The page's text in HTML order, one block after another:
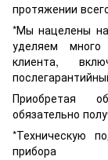
протяжении
*Мы нацелены на
уделяем много
клиента,
Приобретая
обязательно
*Техническую
прибора